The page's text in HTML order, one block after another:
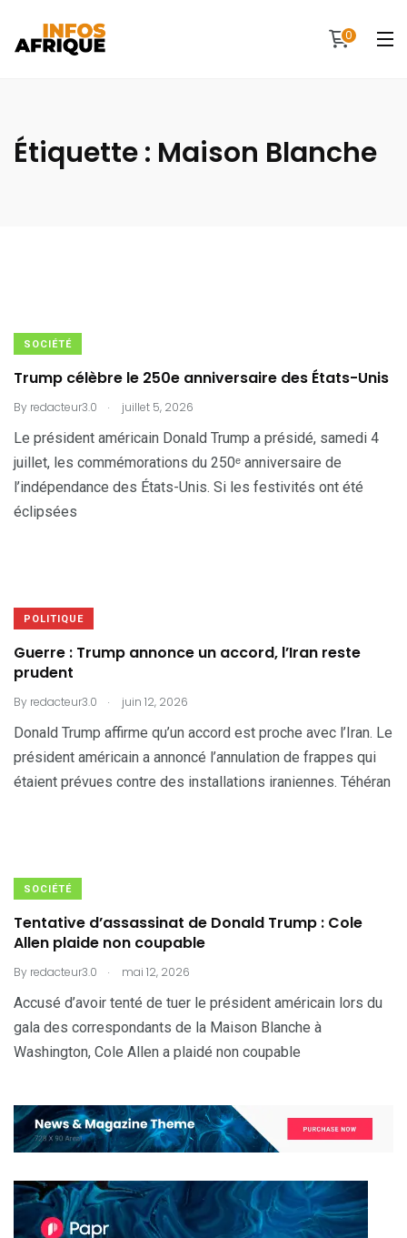
0
Étiquette : Maison Blanche
SOCIÉTÉ
Trump célèbre le 250e anniversaire des États-Unis
By redacteur3.0 . juillet 5, 2026
Le président américain Donald Trump a présidé, samedi 4
juillet, les commémorations du 250ᵉ anniversaire de
l’indépendance des États-Unis. Si les festivités ont été
éclipsées
POLITIQUE
Guerre : Trump annonce un accord, l’Iran reste
prudent
By redacteur3.0 . juin 12, 2026
Donald Trump affirme qu’un accord est proche avec l’Iran. Le
président américain a annoncé l’annulation de frappes qui
étaient prévues contre des installations iraniennes. Téhéran
SOCIÉTÉ
Tentative d’assassinat de Donald Trump : Cole
Allen plaide non coupable
By redacteur3.0 . mai 12, 2026
Accusé d’avoir tenté de tuer le président américain lors du
gala des correspondants de la Maison Blanche à
Washington, Cole Allen a plaidé non coupable